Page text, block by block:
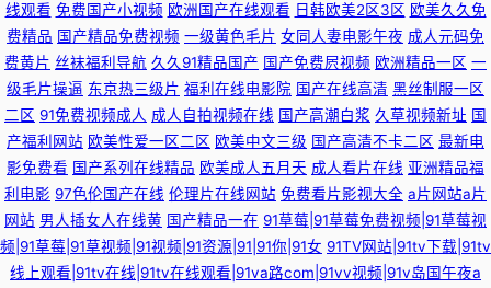
线观看 免费国产小视频 欧洲国产在线观看 日韩欧美2区3区 欧美久久免
费精品 国产精品免费视频 一级黄色毛片 女同人妻电影午夜 成人元码免
费黄片 丝袜福利导航 久久91精品国产 国产免费屄视频 欧洲精品一区 一
级毛片操逼 东京热三级片 福利在线电影院 国产在线高清 黑丝制服一区
二区 91免费视频成人 成人自拍视频在线 国产高潮白浆 久草视频新址 国
产福利网站 欧美性爱一区二区 欧美中文三级 国产高清不卡二区 最新电
影免费看 国产系列在线精品 欧美成人五月天 成人看片在线 亚洲精品福
利电影 97色伦国产在线 伦理片在线网站 免费看片影视大全 a片网站a片
网站 男人插女人在线黄 国产精品一在 91草莓|91草莓免费视频|91草莓视
频|91草莓|91草视频|91视频|91资源|91|91你|91女 91TV网站|91tv下载|91tv
线上观看|91tv在线|91tv在线观看|91va路com|91vv视频|91v岛国午夜a